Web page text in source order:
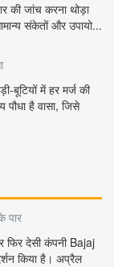
की जांच करना थोड़ा
संकेतों और उपायो...
बूटियों में हर मर्ज की
पौधा है वासा, जिसे
पार
फिर देसी कंपनी Bajaj
किया है। अप्रैल